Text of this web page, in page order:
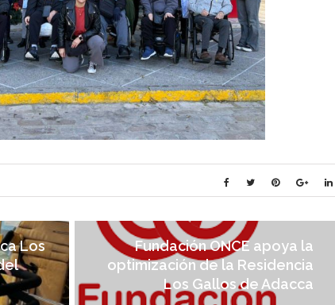
Los
Fundación ONCE apoya la
optimización de la Residencia
Los Gallos de Adacca